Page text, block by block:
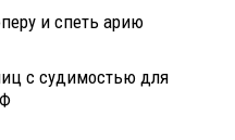
и спеть арию
с судимостью для